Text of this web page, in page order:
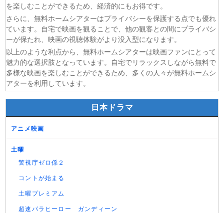
を楽しむことができるため、経済的にもお得です。
さらに、無料ホームシアターはプライバシーを保護する点でも優れ
ています。自宅で映画を観ることで、他の観客との間にプライバシ
ーが保たれ、映画の視聴体験がより没入型になります。
以上のような利点から、無料ホームシアターは映画ファンにとって
魅力的な選択肢となっています。自宅でリラックスしながら無料で
多様な映画を楽しむことができるため、多くの人々が無料ホームシ
アターを利用しています。
日本ドラマ
アニメ映画
土曜
警視庁ゼロ係２
コントが始まる
土曜プレミアム
超速パラヒーロー ガンディーン